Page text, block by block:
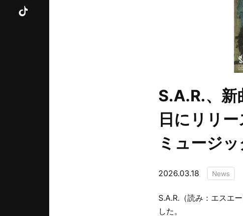
S.A.R.、
日にリリ
ミュージ
2026.03.18 News
S.A.R.（読み：エスエ
した。